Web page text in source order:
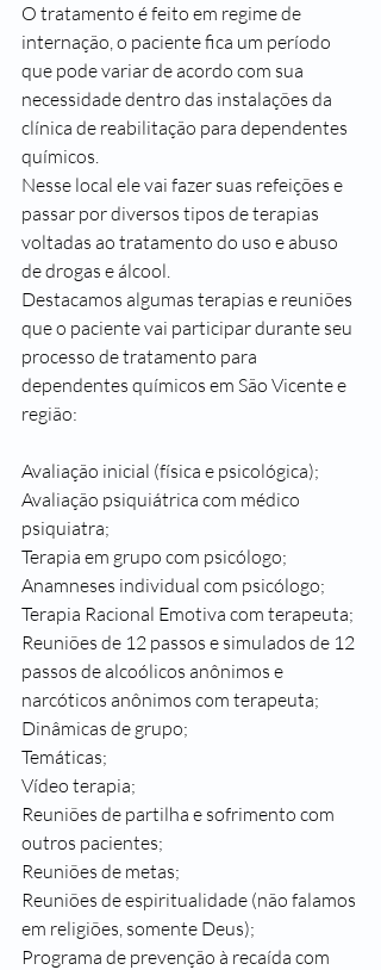
O tratamento é feito em regime de
internação, o paciente fica um período
que pode variar de acordo com sua
necessidade dentro das instalações da
clínica de reabilitação para dependentes
químicos.
Nesse local ele vai fazer suas refeições e
passar por diversos tipos de terapias
voltadas ao tratamento do uso e abuso
de drogas e álcool.
Destacamos algumas terapias e reuniões
que o paciente vai participar durante seu
processo de tratamento para
dependentes químicos em São Vicente e
região:
Avaliação inicial (física e psicológica);
Avaliação psiquiátrica com médico
psiquiatra;
Terapia em grupo com psicólogo;
Anamneses individual com psicólogo;
Terapia Racional Emotiva com terapeuta;
Reuniões de 12 passos e simulados de 12
passos de alcoólicos anônimos e
narcóticos anônimos com terapeuta;
Dinâmicas de grupo;
Temáticas;
Vídeo terapia;
Reuniões de partilha e sofrimento com
outros pacientes;
Reuniões de metas;
Reuniões de espiritualidade (não falamos
em religiões, somente Deus);
Programa de prevenção à recaída com